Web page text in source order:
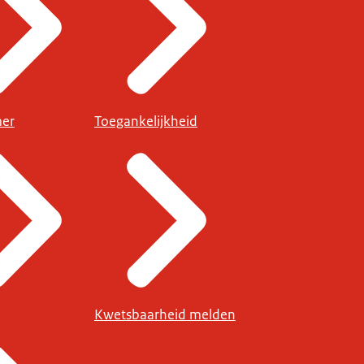
Toegankelijkheid
Kwetsbaarheid melden